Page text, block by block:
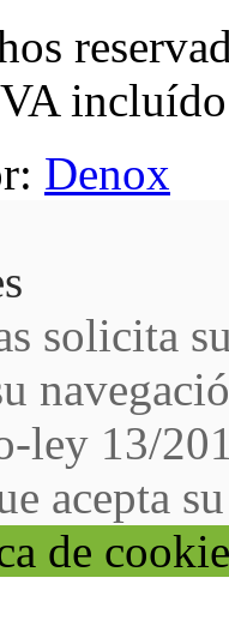
Denox
solicita
ley 13/
acepta
de